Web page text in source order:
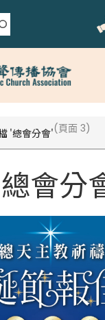
'總會分會'(頁面 3)
總會分